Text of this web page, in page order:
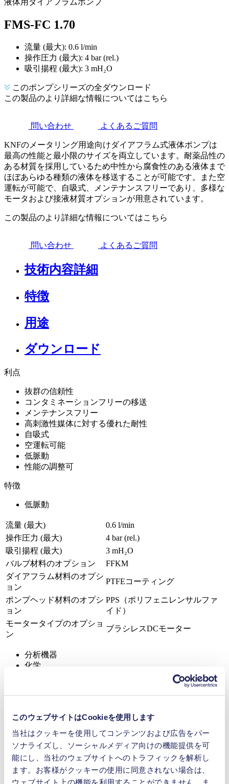
このウェブサイトはCookieを使用します
当社はクッキーを使用してコンテンツおよび広告をパー
ソナライズし、ソーシャルメディア向けの機能提供を可
能にし、当社のウェブサイトへのトラフィックを解析し
ます。お客様がクッキーの使用に同意されない場合は、
ウェブサイト上の機能を利用することができません。ま
液体用ダイアフラムポンプ
FMS-FC 1.70
流量 (最大): 0.6 l/min
操作圧力 (最大): 4 bar (rel.)
吸引揚程 (最大): 3 mH₂O
このポンプシリーズの全ダウンロード
この製品のより詳細な情報についてはこちら
問い合わせ よくあるご質問
KNFのメータリング用途向けダイアフラム式液体ポンプは
最高の性能と最小限のサイズを両立しています。耐薬品性の
ある材質を採用しているため中性から腐食性のある液体まで
ほぼあらゆる種類の液体を移送することが可能です。また空
運転が可能で、自吸式、メンテナンスフリーであり、多様な
モータおよび接液材質オプションが用意されています。
この製品のより詳細な情報についてはこちら
問い合わせ よくあるご質問
技術内容詳細
特徴
用途
ダウンロード
利点
抜群の信頼性
コンタミネーションフリーの移送
メンテナンスフリー
高刺激性媒体に対する優れた耐性
自吸式
空運転可能
低脈動
性能の調整可
特徴
低脈動
流量 (最大)
0.6 l/min
操作圧力 (最大)
4 bar (rel.)
吸引揚程 (最大)
3 mH₂O
バルブ材料のオプション
FFKM
ダイアフラム材料のオプシ
ョン
PTFEコーティング
ポンプヘッド材料のオプシ
ョン
PPS（ポリフェニレンサルファ
イド）
モータータイプのオプショ
ン
ブラシレスDCモーター
分析機器
化学
燃料電池
ラボ用機器
医療機器
半導体
FMS-FC 1.70
Datasheet FMS-FC 1.70